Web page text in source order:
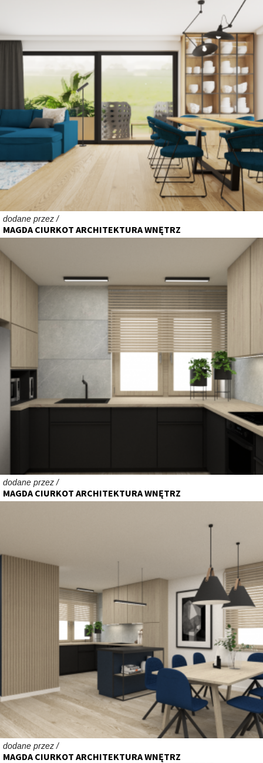
dodane przez /
MAGDA CIURKOT ARCHITEKTURA WNĘTRZ
dodane przez /
MAGDA CIURKOT ARCHITEKTURA WNĘTRZ
dodane przez /
MAGDA CIURKOT ARCHITEKTURA WNĘTRZ